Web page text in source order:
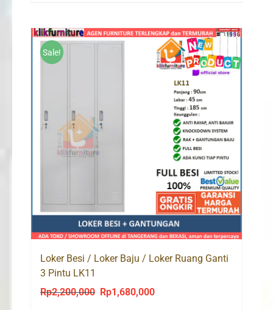
Rp2,300,000. Rp1,750,000.
Sale!
Loker Besi / Loker Baju / Loker Ruang Ganti
3 Pintu LK11
Rp2,200,000
Original
Rp1,680,000Current